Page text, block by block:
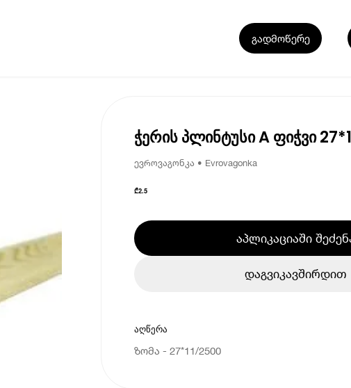
გადმოწერე
ჭერის პლინტუსი A ფიჭვი
ევროვაგონკა • Evrovagonka
₾2.5
აპლიკაციაში
დაგვიკავშირდით
აღწერა
ზომა - 27*11/2500